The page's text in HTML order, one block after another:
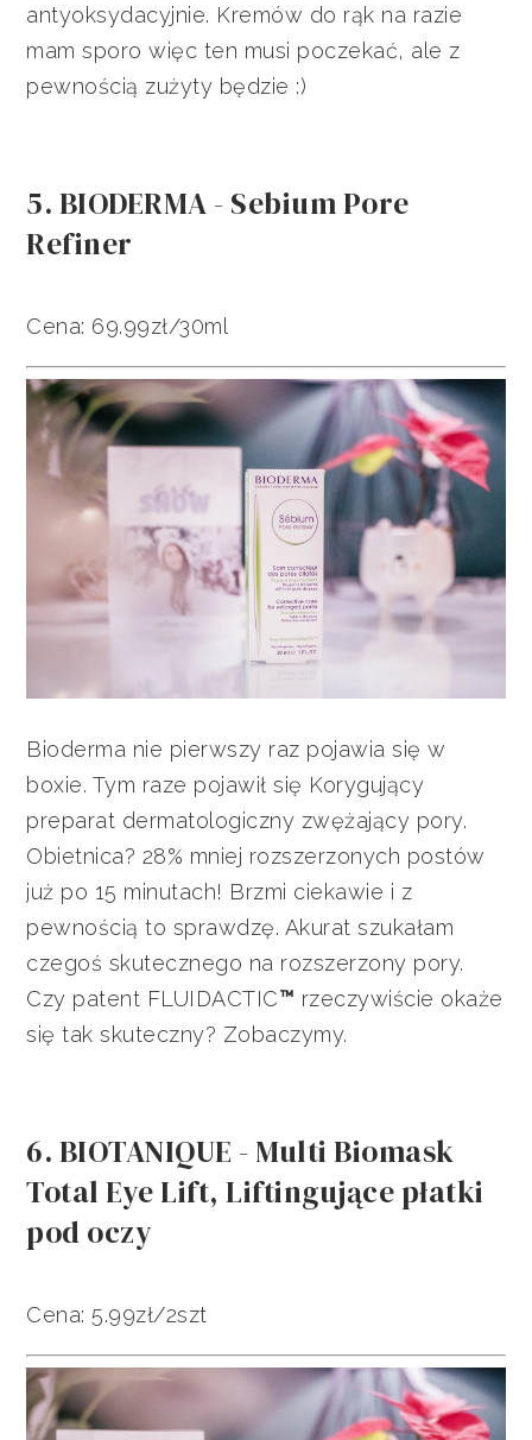
antyoksydacyjnie. Kremów do rąk na razie
mam sporo więc ten musi poczekać, ale z
pewnością zużyty będzie :)
5. BIODERMA - Sebium Pore
Refiner
Cena: 69.99zł/30ml
Bioderma nie pierwszy raz pojawia się w
boxie. Tym raze pojawił się Korygujący
preparat dermatologiczny zwężający pory.
Obietnica? 28% mniej rozszerzonych postów
już po 15 minutach! Brzmi ciekawie i z
pewnością to sprawdzę. Akurat szukałam
czegoś skutecznego na rozszerzony pory.
Czy patent FLUIDACTIC™ rzeczywiście okaże
się tak skuteczny? Zobaczymy.
6. BIOTANIQUE - Multi Biomask
Total Eye Lift, Liftingujące płatki
pod oczy
Cena: 5.99zł/2szt